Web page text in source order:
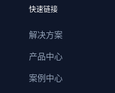
快速链接
解决方案
产品中心
案例中心